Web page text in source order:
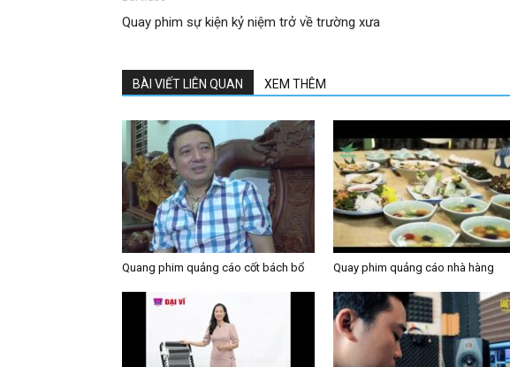
Quay phim sự kiện kỷ niệm trở về trường xưa
BÀI VIẾT LIÊN QUAN XEM THÊM
Quang phim quảng cáo cốt bách bổ Quay phim quảng cáo nhà hàng